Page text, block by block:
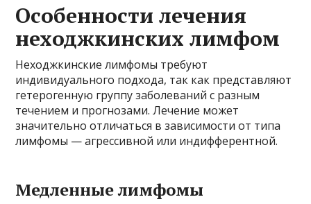
Особенности лечения
неходжкинских лимфом
Неходжкинские лимфомы требуют
индивидуального подхода, так как представляют
гетерогенную группу заболеваний с разным
течением и прогнозами. Лечение может
значительно отличаться в зависимости от типа
лимфомы — агрессивной или индифферентной.
Медленные лимфомы